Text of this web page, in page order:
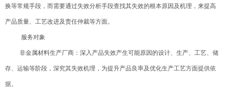
换等常规手段，而需要通过失效分析手段查找其失效的根本原因及机理，来提高
产品质量、工艺改进及责任仲裁等方面。
服务对象
非金属材料生产厂商：深入产品失效产生可能原因的设计、生产、工艺、储
存、运输等阶段，深究其失效机理，为提升产品良率及优化生产工艺方面提供依
据。